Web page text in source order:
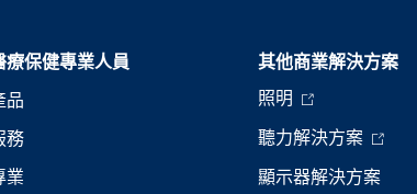
療保健專業人員
品
務
業
其他商業解決方案
照明
聽力解決方案
顯示器解決方案